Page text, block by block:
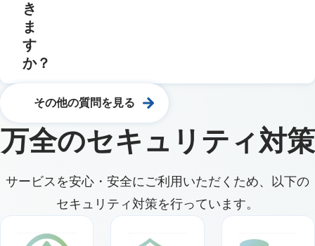
き
ま
す
か？
その他の質問を見る
万全のセキュリティ対策
サービスを安心・安全にご利用いただくため、以下の
セキュリティ対策を行っています。